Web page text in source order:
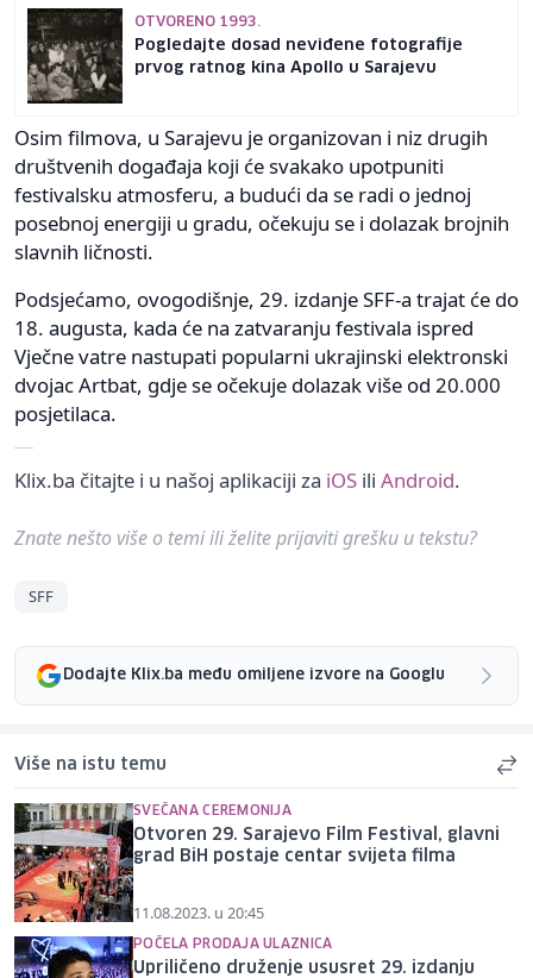
OTVORENO 1993.
Pogledajte dosad neviđene fotografije
prvog ratnog kina Apollo u Sarajevu
Osim filmova, u Sarajevu je organizovan i niz drugih
društvenih događaja koji će svakako upotpuniti
festivalsku atmosferu, a budući da se radi o jednoj
posebnoj energiji u gradu, očekuju se i dolazak brojnih
slavnih ličnosti.
Podsjećamo, ovogodišnje, 29. izdanje SFF-a trajat će do
18. augusta, kada će na zatvaranju festivala ispred
Vječne vatre nastupati popularni ukrajinski elektronski
dvojac Artbat, gdje se očekuje dolazak više od 20.000
posjetilaca.
Klix.ba čitajte i u našoj aplikaciji za iOS ili Android.
Znate nešto više o temi ili želite prijaviti grešku u tekstu?
SFF
Dodajte Klix.ba među omiljene izvore na Googlu
Više na istu temu
SVEČANA CEREMONIJA
Otvoren 29. Sarajevo Film Festival, glavni
grad BiH postaje centar svijeta filma
11.08.2023. u 20:45
POČELA PRODAJA ULAZNICA
Upriličeno druženje ususret 29. izdanju